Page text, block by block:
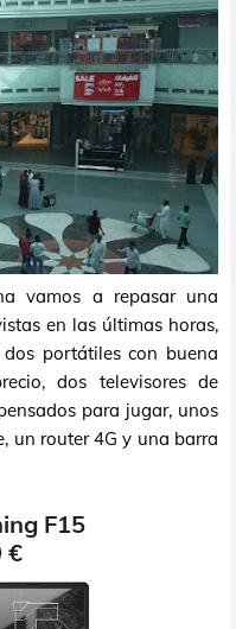
vamos a repasar una
en las últimas horas,
portátiles con buena
dos televisores de
para jugar, unos
un router 4G y una barra
F15
€